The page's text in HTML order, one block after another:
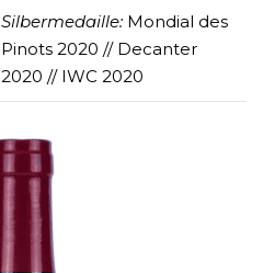
Silbermedaille: Mondial des
Pinots 2020 // Decanter
2020 // IWC 2020